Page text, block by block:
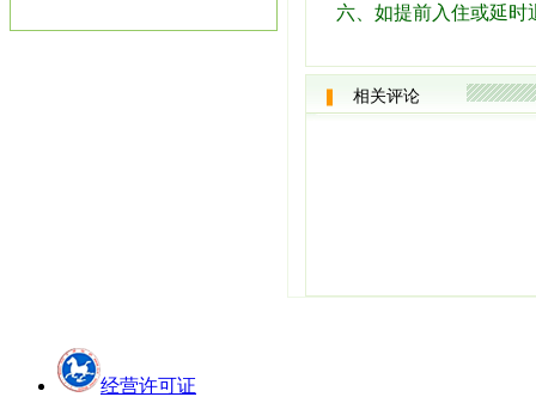
六、如提前入住或延时
相关评论
经营许可证